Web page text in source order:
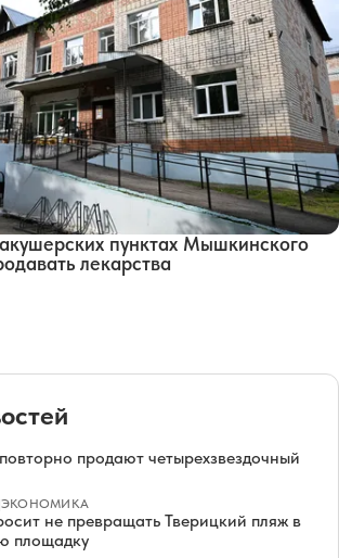
пунктах Мышкинского
лекарства
продают четырехзвездочный
ЭКОНОМИКА
не превращать Тверицкий пляж в
площадку